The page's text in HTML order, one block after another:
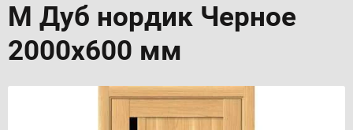
М Дуб нордик Черное
2000х600 мм